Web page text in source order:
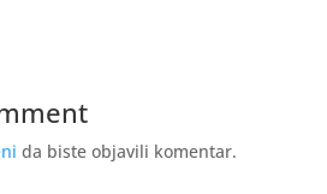
da biste objavili komentar.